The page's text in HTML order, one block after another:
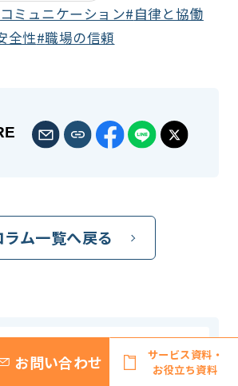
コミュニケーション 自律と協働
全性 職場の信頼
ラム一覧へ戻る
お問い合わせ
サービス資料・
お役立ち資料